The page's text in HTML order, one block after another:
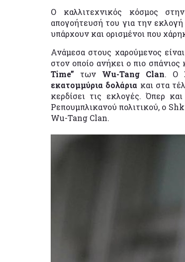
Ο καλλιτεχνικός κόσμος
απογοήτευσή του για την
υπάρχουν και ορισμένοι που
Ανάμεσα στους χαρούμενος
στον οποίο ανήκει ο πιο
Time” των Wu-Tang Clan. Ο
εκατομμύρια δολάρια και στα
κερδίσει τις εκλογές. Όπερ
Ρεπουμπλικανού πολιτικού, ο
Wu-Tang Clan.